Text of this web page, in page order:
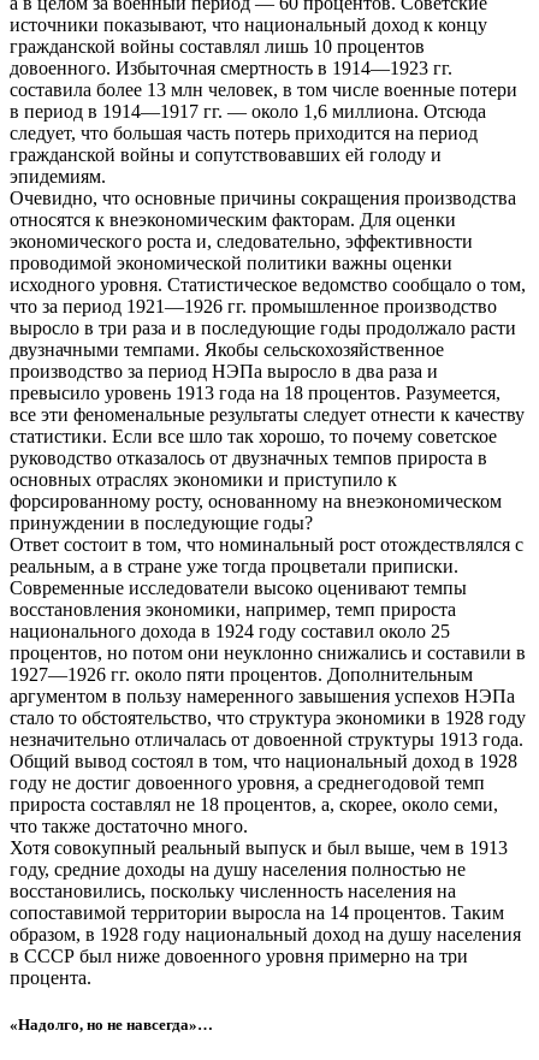
источники показывают, что национальный доход к концу
гражданской войны составлял лишь 10 процентов
довоенного. Избыточная смертность в 1914—1923 гг.
составила более 13 млн человек, в том числе военные потери
в период в 1914—1917 гг. — около 1,6 миллиона. Отсюда
следует, что большая часть потерь приходится на период
гражданской войны и сопутствовавших ей голоду и
эпидемиям.
Очевидно, что основные причины сокращения производства
относятся к внеэкономическим факторам. Для оценки
экономического роста и, следовательно, эффективности
проводимой экономической политики важны оценки
исходного уровня. Статистическое ведомство сообщало о том,
что за период 1921—1926 гг. промышленное производство
выросло в три раза и в последующие годы продолжало расти
двузначными темпами. Якобы сельскохозяйственное
производство за период НЭПа выросло в два раза и
превысило уровень 1913 года на 18 процентов. Разумеется,
все эти феноменальные результаты следует отнести к качеству
статистики. Если все шло так хорошо, то почему советское
руководство отказалось от двузначных темпов прироста в
основных отраслях экономики и приступило к
форсированному росту, основанному на внеэкономическом
принуждении в последующие годы?
Ответ состоит в том, что номинальный рост отождествлялся с
реальным, а в стране уже тогда процветали приписки.
Современные исследователи высоко оценивают темпы
восстановления экономики, например, темп прироста
национального дохода в 1924 году составил около 25
процентов, но потом они неуклонно снижались и составили в
1927—1926 гг. около пяти процентов. Дополнительным
аргументом в пользу намеренного завышения успехов НЭПа
стало то обстоятельство, что структура экономики в 1928 году
незначительно отличалась от довоенной структуры 1913 года.
Общий вывод состоял в том, что национальный доход в 1928
году не достиг довоенного уровня, а среднегодовой темп
прироста составлял не 18 процентов, а, скорее, около семи,
что также достаточно много.
Хотя совокупный реальный выпуск и был выше, чем в 1913
году, средние доходы на душу населения полностью не
восстановились, поскольку численность населения на
сопоставимой территории выросла на 14 процентов. Таким
образом, в 1928 году национальный доход на душу населения
в СССР был ниже довоенного уровня примерно на три
процента.
«Надолго, но не навсегда»…